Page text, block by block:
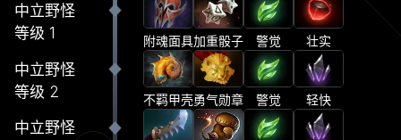
中立野怪
等级 1
附魂面具加重骰子 警觉 壮实
中立野怪
等级 2
不羁甲壳勇气勋章 警觉 轻快
中立野怪